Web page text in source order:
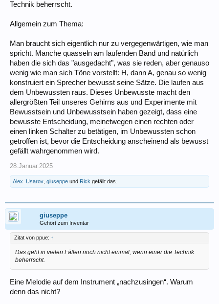
Technik beherrscht.
Allgemein zum Thema:
Man braucht sich eigentlich nur zu vergegenwärtigen, wie man
spricht. Manche quasseln am laufenden Band und natürlich
haben die sich das "ausgedacht", was sie reden, aber genauso
wenig wie man sich Töne vorstellt: H, dann A, genau so wenig
konstruiert ein Sprecher bewusst seine Sätze. Die laufen aus
dem Unbewussten raus. Dieses Unbewusste macht den
allergrößten Teil unseres Gehirns aus und Experimente mit
Bewusstsein und Unbewusstsein haben gezeigt, dass eine
bewusste Entscheidung, meinetwegen einen rechten oder
einen linken Schalter zu betätigen, im Unbewussten schon
getroffen ist, bevor die Entscheidung anscheinend als bewusst
gefällt wahrgenommen wird.
28.Januar.2025
Alex_Usarov giuseppe und Rick gefällt das.
giuseppe
Gehört zum Inventar
Zitat von ppue: ↑
Das geht in vielen Fällen noch nicht einmal, wenn einer die Technik
beherrscht.
Eine Melodie auf dem Instrument „nachzusingen“. Warum
denn das nicht?